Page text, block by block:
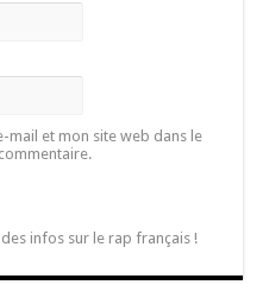
mail et mon site web dans le
infos sur le rap français !